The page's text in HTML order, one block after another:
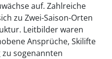
auf. Zahlreiche
zu Zwei-Saison-Orten
Leitbilder waren
Ansprüche, Skilifte
sogenannten